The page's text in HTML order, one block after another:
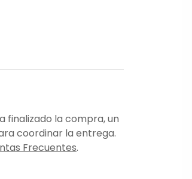
finalizado la compra, un
coordinar la entrega.
Frecuentes.